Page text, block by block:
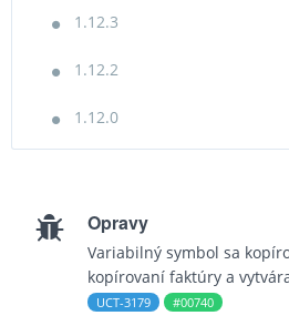
1.12.3
1.12.2
1.12.0
Opravy
Variabilný symbol sa
kopírovaní faktúry a
UCT-3179 #00740